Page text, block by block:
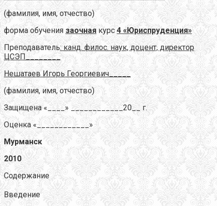
(фамилия, имя, отчество)
форма обучения заочная курс 4 «Юриспруденция»
Преподаватель: канд. филос. наук, доцент, директор
ЦСЭП________
Нешатаев Игорь Георгиевич_____
(фамилия, имя, отчество)
Защищена «____» ____________20__ г.
Оценка «____________»
Мурманск
2010
Содержание
Введение